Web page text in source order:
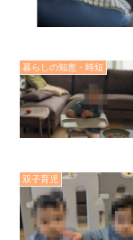
暮らしの知恵・時短
双子育児